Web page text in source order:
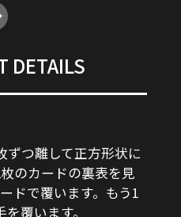
DETAILS
ずつ離して正方形状に
のカードの裏表を見
ドで覆います。もう1
覆います。